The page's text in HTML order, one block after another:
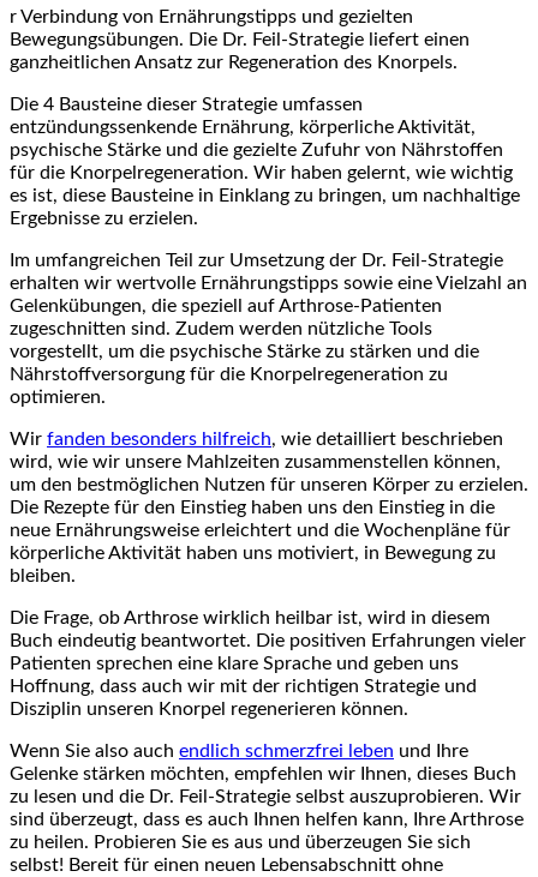
r Verbindung von Ernährungstipps und gezielten
‍Bewegungsübungen. Die Dr. Feil-Strategie liefert einen
ganzheitlichen Ansatz ⁣zur Regeneration des Knorpels.
Die 4⁣ Bausteine dieser Strategie umfassen
entzündungssenkende Ernährung, körperliche Aktivität,
psychische Stärke‌ und die ‌gezielte Zufuhr von Nährstoffen
für die Knorpelregeneration.​ Wir haben gelernt, wie wichtig
es ist, diese Bausteine in Einklang zu bringen, um nachhaltige
Ergebnisse zu erzielen.
Im umfangreichen Teil zur Umsetzung der‌ Dr. Feil-Strategie
erhalten wir wertvolle Ernährungstipps sowie eine Vielzahl⁣ an
Gelenkübungen, die speziell auf Arthrose-Patienten
zugeschnitten sind. Zudem werden nützliche Tools
vorgestellt, um die psychische Stärke zu stärken und die
Nährstoffversorgung für die Knorpelregeneration zu
optimieren.
Wir fanden besonders hilfreich, wie detailliert beschrieben
wird, wie wir unsere Mahlzeiten zusammenstellen​ können,⁣
um⁣ den bestmöglichen⁣ Nutzen für ​unseren Körper zu erzielen.
Die Rezepte für den Einstieg haben uns den ‌Einstieg in die
⁣neue Ernährungsweise erleichtert‌ und die Wochenpläne‍ für
körperliche Aktivität haben‍ uns ‌motiviert, in Bewegung zu
bleiben.
Die Frage, ob Arthrose wirklich heilbar ist, wird in diesem
Buch eindeutig beantwortet. Die positiven Erfahrungen vieler
Patienten⁤ sprechen eine klare Sprache und geben uns
Hoffnung, dass auch wir mit der richtigen Strategie und
Disziplin unseren Knorpel regenerieren können.
Wenn Sie ⁢also auch endlich schmerzfrei leben und Ihre
Gelenke stärken möchten, empfehlen wir Ihnen, dieses Buch
zu lesen und die Dr. Feil-Strategie selbst auszuprobieren. Wir
sind überzeugt, dass es auch⁢ Ihnen helfen kann, Ihre Arthrose
zu heilen. Probieren Sie es‍ aus und überzeugen Sie sich
selbst! Bereit für einen neuen Lebensabschnitt ohne